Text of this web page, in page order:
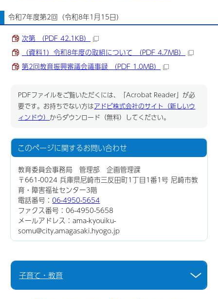
令和7年度第2回（令和8年1月15日）
次第 （PDF 42.1KB）
（資料1）令和8年度の取組について （PDF 4.7MB）
第2回教育振興審議会議事録 （PDF 1.0MB）
PDFファイルをご覧いただくには、「Acrobat Reader」が必
要です。お持ちでない方はアドビ株式会社のサイト（新しいウ
ィンドウ） からダウンロード（無料）してください。
このページに関するお問い合わせ
教育委員会事務局 管理部 企画管理課
〒661-0024 兵庫県尼崎市三反田町1丁目1番1号 尼崎市教
育・障害福祉センター3階
電話番号：06-4950-5654
ファクス番号：06-4950-5658
メールアドレス：ama-kyouiku-
somu@city.amagasaki.hyogo.jp
子育て・教育